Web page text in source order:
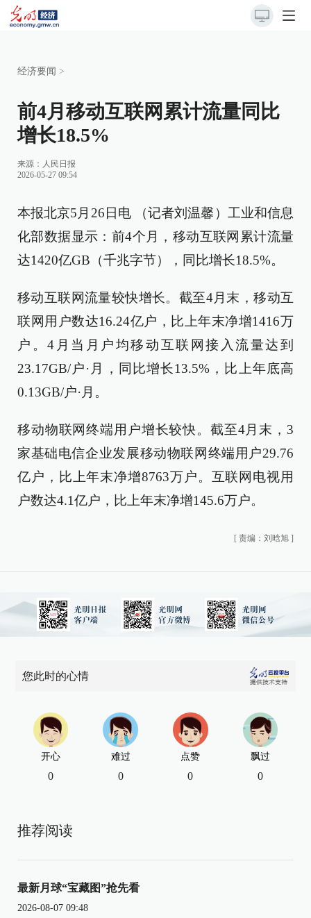
经济要闻 >
前4月移动互联网累计流量同比
增长18.5%
来源： 人民日报
2026-05-27 09:54
本报北京5月26日电 （记者刘温馨）工业和信息
化部数据显示：前4个月，移动互联网累计流量
达1420亿GB（千兆字节），同比增长18.5%。
移动互联网流量较快增长。截至4月末，移动互
联网用户数达16.24亿户，比上年末净增1416万
户。4月当月户均移动互联网接入流量达到
23.17GB/户·月，同比增长13.5%，比上年底高
0.13GB/户·月。
移动物联网终端用户增长较快。截至4月末，3
家基础电信企业发展移动物联网终端用户29.76
亿户，比上年末净增8763万户。互联网电视用
户数达4.1亿户，比上年末净增145.6万户。
[ 责编：刘晗旭 ]
您此时的心情
开心
0
难过
0
点赞
0
飘过
0
推荐阅读
最新月球“宝藏图”抢先看
2026-08-07 09:48